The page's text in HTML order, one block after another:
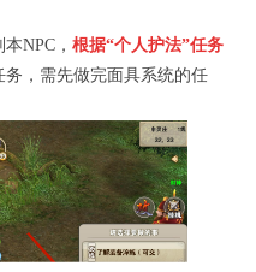
本NPC， 根据“个人护法”任务
，需先做完面具系统的任